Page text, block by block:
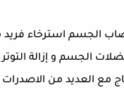
الجسم استرخاء
الجسم و إزالة
مع العديد من الاصدرات